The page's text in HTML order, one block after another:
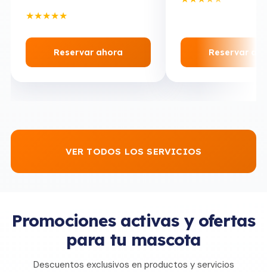
★★★★★
Reservar ahora Reservar
VER TODOS LOS SERVICIOS
Promociones activas y ofertas
para tu mascota
Descuentos exclusivos en productos y servicios